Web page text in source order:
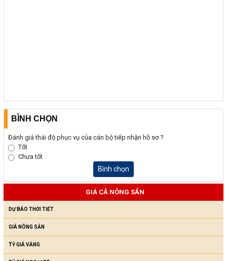
BÌNH CHỌN
Đánh giá thái độ phục vụ của cán bộ tiếp nhận hồ sơ ?
Tốt
Chưa tốt
Bình chọn
GIÁ CẢ NÔNG SẢN
DỰ BÁO THỜI TIẾT
GIÁ NÔNG SẢN
TỶ GIÁ VÀNG